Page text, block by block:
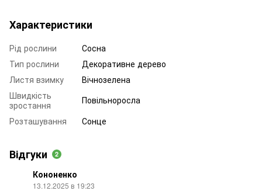
Характеристики
Рід рослини
Сосна
Тип рослини
Декоративне дерево
Листя взимку
Вічнозелена
Швидкість
зростання
Повільноросла
Розташування
Сонце
Відгуки 2
Кононенко
13.12.2025 в 19:23